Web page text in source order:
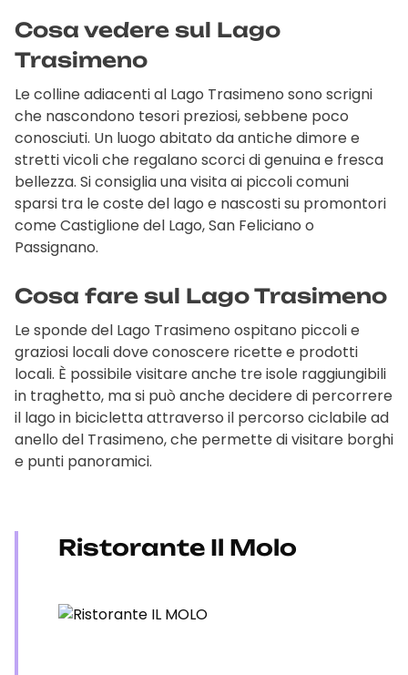
Cosa vedere sul Lago
Trasimeno
Le colline adiacenti al Lago Trasimeno sono scrigni
che nascondono tesori preziosi, sebbene poco
conosciuti. Un luogo abitato da antiche dimore e
stretti vicoli che regalano scorci di genuina e fresca
bellezza. Si consiglia una visita ai piccoli comuni
sparsi tra le coste del lago e nascosti su promontori
come Castiglione del Lago, San Feliciano o
Passignano.
Cosa fare sul Lago Trasimeno
Le sponde del Lago Trasimeno ospitano piccoli e
graziosi locali dove conoscere ricette e prodotti
locali. È possibile visitare anche tre isole raggiungibili
in traghetto, ma si può anche decidere di percorrere
il lago in bicicletta attraverso il percorso ciclabile ad
anello del Trasimeno, che permette di visitare borghi
e punti panoramici.
Ristorante Il Molo